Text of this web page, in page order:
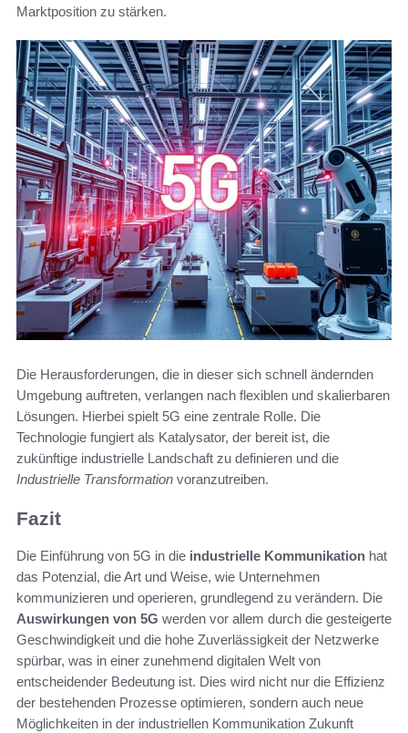
Marktposition zu stärken.
Die Herausforderungen, die in dieser sich schnell ändernden
Umgebung auftreten, verlangen nach flexiblen und skalierbaren
Lösungen. Hierbei spielt 5G eine zentrale Rolle. Die
Technologie fungiert als Katalysator, der bereit ist, die
zukünftige industrielle Landschaft zu definieren und die
Industrielle Transformation voranzutreiben.
Fazit
Die Einführung von 5G in die industrielle Kommunikation hat
das Potenzial, die Art und Weise, wie Unternehmen
kommunizieren und operieren, grundlegend zu verändern. Die
Auswirkungen von 5G werden vor allem durch die gesteigerte
Geschwindigkeit und die hohe Zuverlässigkeit der Netzwerke
spürbar, was in einer zunehmend digitalen Welt von
entscheidender Bedeutung ist. Dies wird nicht nur die Effizienz
der bestehenden Prozesse optimieren, sondern auch neue
Möglichkeiten in der industriellen Kommunikation Zukunft